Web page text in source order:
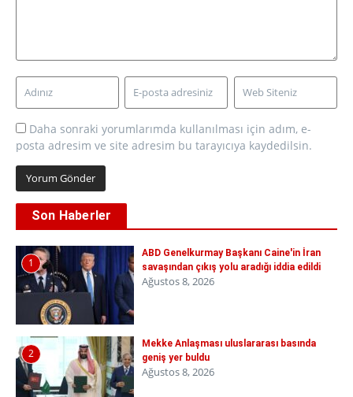
Daha sonraki yorumlarımda kullanılması için adım, e-
posta adresim ve site adresim bu tarayıcıya kaydedilsin.
Son Haberler
1
ABD Genelkurmay Başkanı Caine'in İran
savaşından çıkış yolu aradığı iddia edildi
Ağustos 8, 2026
2
Mekke Anlaşması uluslararası basında
geniş yer buldu
Ağustos 8, 2026